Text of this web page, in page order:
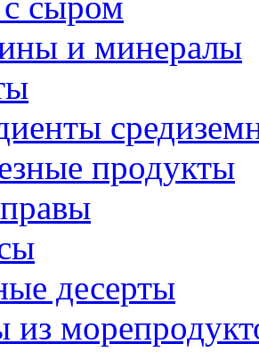
и минералы
продукты
десерты
из